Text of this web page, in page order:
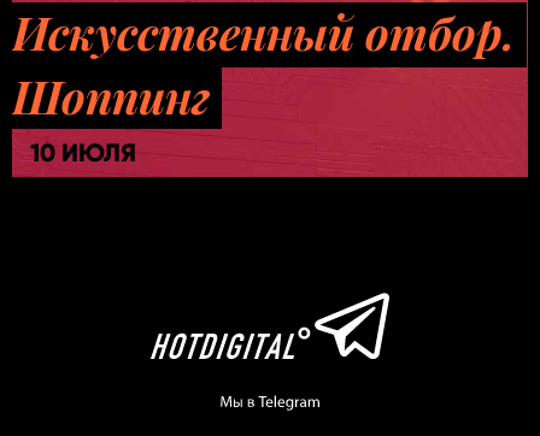
Искусственный отбор.
Шоппинг
10 ИЮЛЯ